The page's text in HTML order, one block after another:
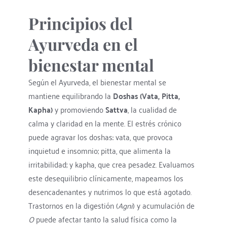
Principios del
Ayurveda en el
bienestar mental
Según el Ayurveda, el bienestar mental se
mantiene equilibrando la Doshas (Vata, Pitta,
Kapha) y promoviendo Sattva, la cualidad de
calma y claridad en la mente. El estrés crónico
puede agravar los doshas: vata, que provoca
inquietud e insomnio; pitta, que alimenta la
irritabilidad; y kapha, que crea pesadez. Evaluamos
este desequilibrio clínicamente, mapeamos los
desencadenantes y nutrimos lo que está agotado.
Trastornos en la digestión (Agni
) y acumulación de
O puede afectar tanto la salud física como la